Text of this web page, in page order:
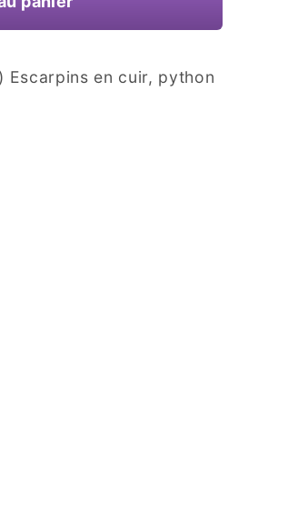
Escarpins en cuir, python